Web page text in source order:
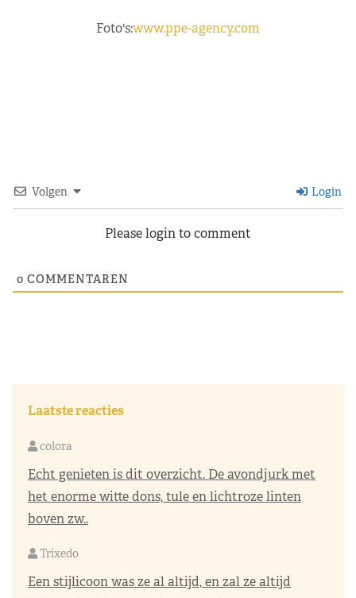
Foto's:www.ppe-agency.com
Volgen Login
Please login to comment
0 COMMENTAREN
Laatste reacties
colora
Echt genieten is dit overzicht. De avondjurk met
het enorme witte dons, tule en lichtroze linten
boven zw..
Trixedo
Een stijlicoon was ze al altijd, en zal ze altijd